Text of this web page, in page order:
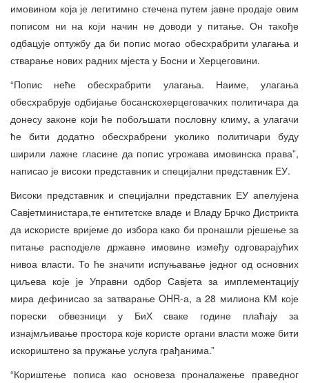
имовином која је легитимно стечена путем јавне продаје овим
пописом ни на који начин не доводи у питање. Он такође
одбацује оптужбу да би попис могао обесхрабрити улагања и
стварање нових радних мјеста у Босни и Херцеговини.
“Попис неће обесхрабрити улагања. Наиме, улагања
обесхрабрује одбијање босанскохерцеговачких политичара да
донесу законе који ће побољшати пословну климу, а улагачи
ће бити додатно обесхрабрени уколико политичари буду
ширили лажне гласине да попис угрожава имовинска права”,
написао је високи представник и специјални представник ЕУ.
Високи представник и специјални представник ЕУ апелујена
Савјетминистара,те ентитетске владе и Владу Брчко Дистрикта
да искористе вријеме до избора како би пронашли рјешење за
питање расподјеле државне имовине између одговарајућих
нивоа власти. То ће значити испуњавање једног од основних
циљева које је Управни одбор Савјета за имплементацију
мира дефинисао за затварање OHR-а, а 28 милиона КМ које
порески обвезници у БиХ сваке године плаћају за
изнајмљивање простора које користе органи власти може бити
искориштено за пружање услуга грађанима.”
“Кориштење пописа као основеза проналажење праведног